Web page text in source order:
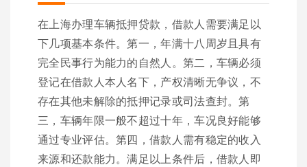
在上海办理车辆抵押贷款，借款人需要满足以
下几项基本条件。第一，年满十八周岁且具有
完全民事行为能力的自然人。第二，车辆必须
登记在借款人本人名下，产权清晰无争议，不
存在其他未解除的抵押记录或司法查封。第
三，车辆年限一般不超过十年，车况良好能够
通过专业评估。第四，借款人需有稳定的收入
来源和还款能力。满足以上条件后，借款人即